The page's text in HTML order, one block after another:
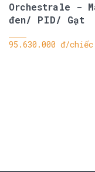
Orchestrale -
đen/ PID/ Gạt
95.630.000 đ/chiếc